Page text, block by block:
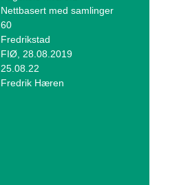
Nettbasert med samlinger
60
Fredrikstad
FIØ, 28.08.2019
25.08.22
Fredrik Hæren